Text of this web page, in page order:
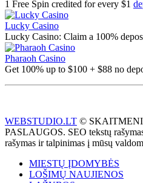
1 Free Spin credited for every $1
Lucky Casino
Lucky Casino: Claim a 100%
Pharaoh Casino
Get 100% up to $100 + $88 no
WEBSTUDIO.LT ©
PASLAUGOS. SEO tekstų
rašymas ir talpinimas į mūsų
MIESTŲ ĮDOMYBĖS
LOŠIMŲ NAUJIENOS